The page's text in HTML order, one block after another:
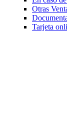
Otras
Tarjeta